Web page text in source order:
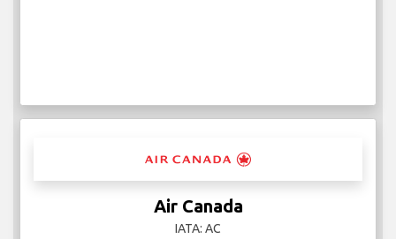
Air Canada
IATA: AC